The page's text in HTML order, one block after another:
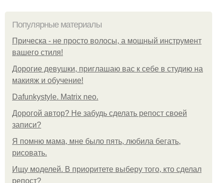
Популярные материалы
Прическа - не просто волосы, а мощный инструмент
вашего стиля!
Дорогие девушки, приглашаю вас к себе в студию на
макияж и обучение!
Dafunkystyle. Matrix neo.
Дорогой автор? Не забудь сделать репост своей
записи?
Я помню мама, мне было пять, любила бегать,
рисовать.
Ищу моделей. В приоритете выберу того, кто сделал
репост?